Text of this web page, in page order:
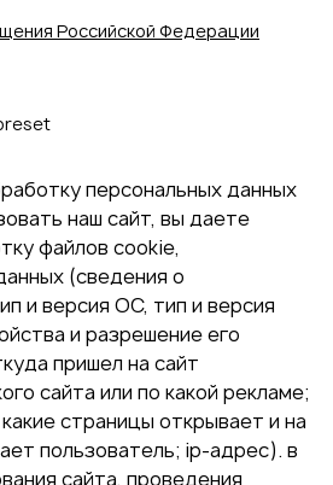
Российской Федерации
персональных данных
наш сайт, вы даете
файлов cookie,
(сведения о
и версия ОС, тип и версия
и разрешение его
пришел на сайт
сайта или по какой рекламе;
страницы открывает и на
пользователь; ip-адрес). в
сайта, проведения